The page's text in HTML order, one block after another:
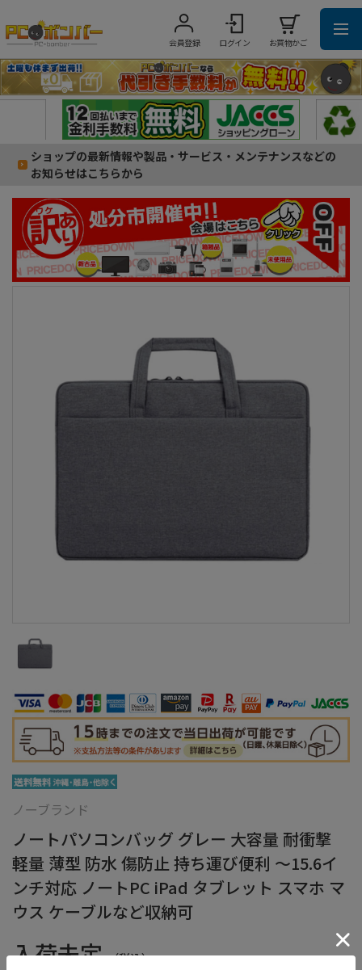
会員登録 ログイン お買物かご
ショップの最新情報や製品・サービス・メンテナンスなどの
お知らせはこちらから
ノーブランド
ノートパソコンバッグ グレー 大容量 耐衝撃
軽量 薄型 防水 傷防止 持ち運び便利 ～15.6イ
ンチ対応 ノートPC iPad タブレット スマホ マ
ウス ケーブルなど収納可
入荷未定（税込）